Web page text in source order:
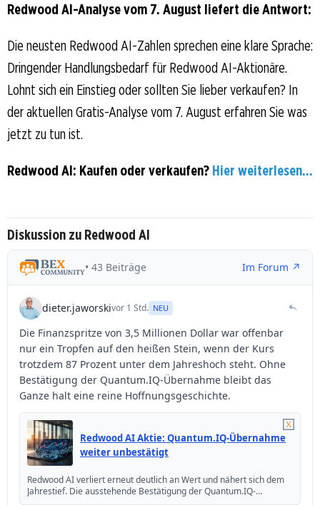
Redwood AI-Analyse vom 7. August liefert die Antwort:
Die neusten Redwood AI-Zahlen sprechen eine klare Sprache:
Dringender Handlungsbedarf für Redwood AI-Aktionäre.
Lohnt sich ein Einstieg oder sollten Sie lieber verkaufen? In
der aktuellen Gratis-Analyse vom 7. August erfahren Sie was
jetzt zu tun ist.
Redwood AI: Kaufen oder verkaufen? Hier weiterlesen...
Diskussion zu Redwood AI